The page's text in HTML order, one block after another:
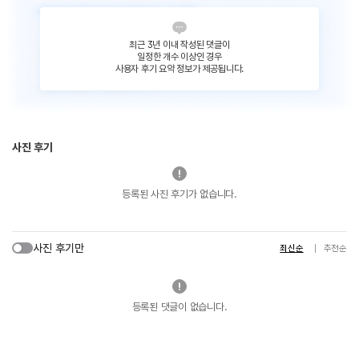
최근 3년 이내 작성된 댓글이
일정한 개수 이상인 경우
사용자 후기 요약 정보가 제공됩니다.
사진 후기
등록된 사진 후기가 없습니다.
사진 후기만 최신순 추천순
등록된 댓글이 없습니다.